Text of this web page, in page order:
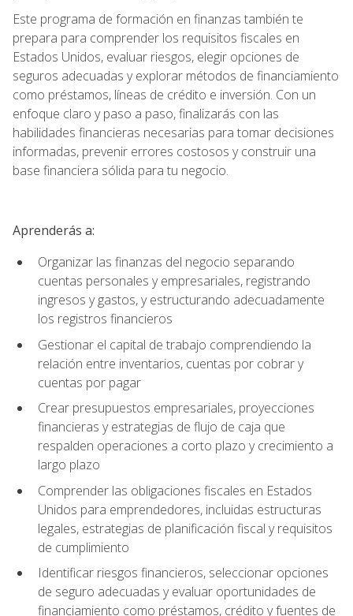
Este programa de formación en finanzas también te
prepara para comprender los requisitos fiscales en
Estados Unidos, evaluar riesgos, elegir opciones de
seguros adecuadas y explorar métodos de financiamiento
como préstamos, líneas de crédito e inversión. Con un
enfoque claro y paso a paso, finalizarás con las
habilidades financieras necesarias para tomar decisiones
informadas, prevenir errores costosos y construir una
base financiera sólida para tu negocio.
Aprenderás a:
Organizar las finanzas del negocio separando
cuentas personales y empresariales, registrando
ingresos y gastos, y estructurando adecuadamente
los registros financieros
Gestionar el capital de trabajo comprendiendo la
relación entre inventarios, cuentas por cobrar y
cuentas por pagar
Crear presupuestos empresariales, proyecciones
financieras y estrategias de flujo de caja que
respalden operaciones a corto plazo y crecimiento a
largo plazo
Comprender las obligaciones fiscales en Estados
Unidos para emprendedores, incluidas estructuras
legales, estrategias de planificación fiscal y requisitos
de cumplimiento
Identificar riesgos financieros, seleccionar opciones
de seguro adecuadas y evaluar oportunidades de
financiamiento como préstamos, crédito y fuentes de